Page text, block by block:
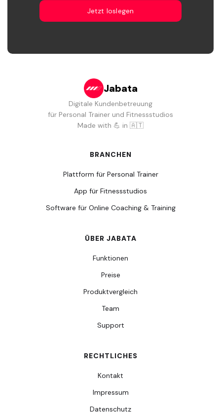
Jetzt loslegen
Jabata
Digitale Kundenbetreuung
für Personal Trainer und Fitnessstudios
Made with 💪 in 🇦🇹
BRANCHEN
Plattform für Personal Trainer
App für Fitnessstudios
Software für Online Coaching & Training
ÜBER JABATA
Funktionen
Preise
Produktvergleich
Team
Support
RECHTLICHES
Kontakt
Impressum
Datenschutz